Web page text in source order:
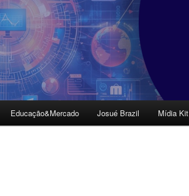
Educação&Mercado Josué Brazil Mídia Kit